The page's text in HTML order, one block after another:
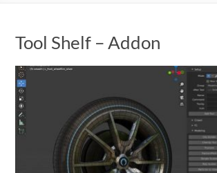
Tool Shelf – Addon